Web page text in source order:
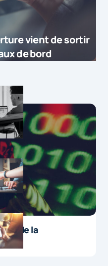
vient de sortir
de bord
de la